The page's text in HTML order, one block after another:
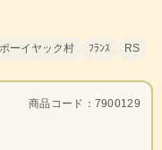
ーイヤック村 ﾌﾗﾝｽ RS
商品コード：7900129